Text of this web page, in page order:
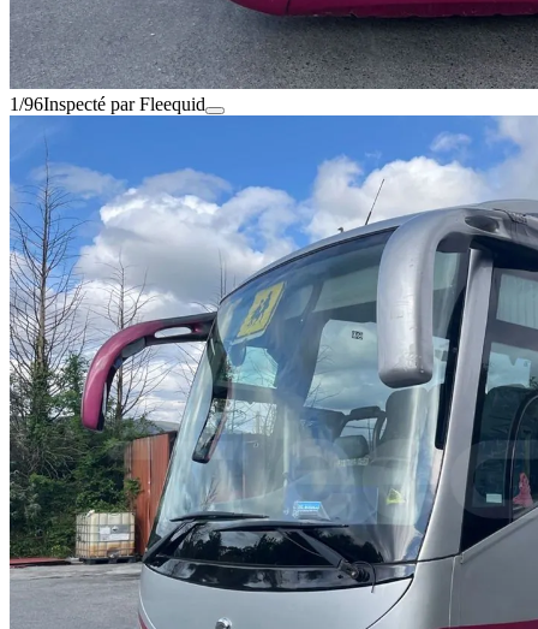
1/96Inspecté par Fleequid